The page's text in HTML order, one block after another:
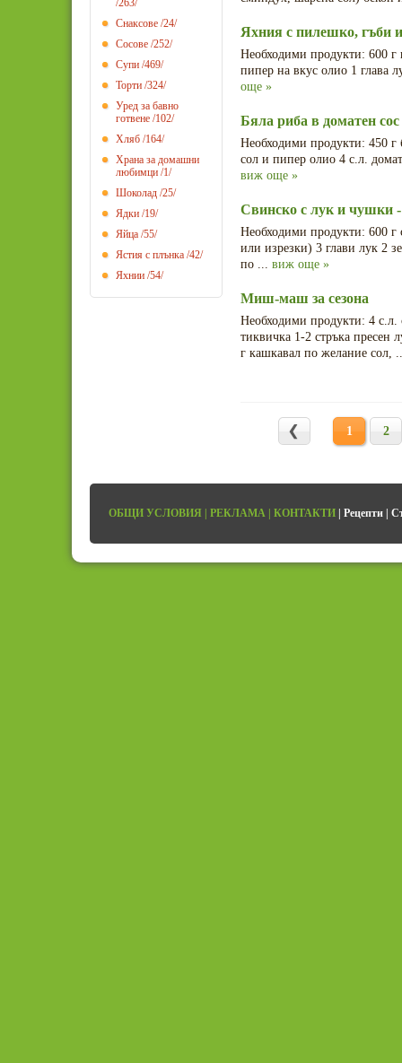
/263/
Снаксове /24/
Сосове /252/
Супи /469/
Торти /324/
Уред за бавно
готвене /102/
Хляб /164/
Храна за домашни
любимци /1/
Шоколад /25/
Ядки /19/
Яйца /55/
Ястия с плънка /42/
Яхнии /54/
Яхния с пилешко, гъби
Необходими продукти: 600
пипер на вкус олио 1 глава
още »
Бяла риба в доматен сос
Необходими продукти: 450 г
сол и пипер олио 4 с.л.
виж още »
Свинско с лук и чушки
Необходими продукти: 600 г
или изрезки) 3 глави лук 2
по ... виж още »
Миш-маш за сезона
Необходими продукти: 4 с.л.
тиквичка 1-2 стръка пресен
г кашкавал по желание сол,
1 2
ОБЩИ УСЛОВИЯ РЕКЛАМА КОНТАКТИ Рецепти